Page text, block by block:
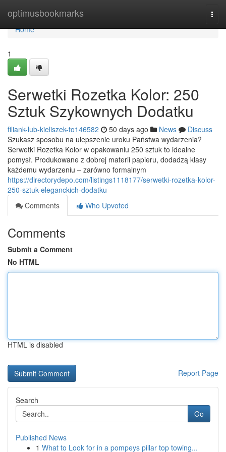
optimusbookmarks
Home
Home
1
Serwetki Rozetka Kolor: 250
Sztuk Szykownych Dodatku
filiank-lub-kieliszek-to146582 50 days ago News
Discuss
Szukasz sposobu na ulepszenie uroku Państwa wydarzenia?
Serwetki Rozetka Kolor w opakowaniu 250 sztuk to idealne
pomysł. Produkowane z dobrej materii papieru, dodadzą klasy
każdemu wydarzeniu – zarówno formalnym
https://directorydepo.com/listings1118177/serwetki-rozetka-kolor-
250-sztuk-eleganckich-dodatku
Comments
Who Upvoted
Comments
Submit a Comment
No HTML
HTML is disabled
Report Page
Search
Go
Published News
1 What to Look for in a pompeys pillar top towing...